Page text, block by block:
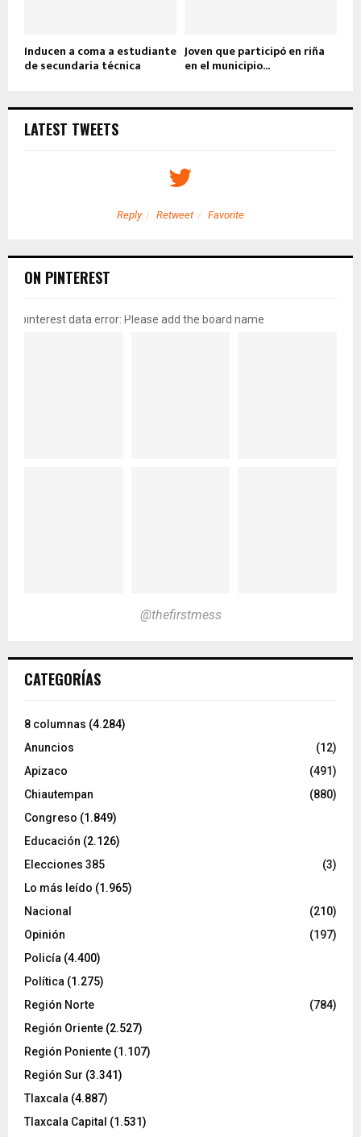
Inducen a coma a estudiante
de secundaria técnica
Joven que participó en riña
en el municipio...
LATEST TWEETS
Reply Retweet Favorite
ON PINTEREST
pinterest data error: Please add the board name
@thefirstmess
CATEGORÍAS
8 columnas (4.284)
Anuncios
(12)
Apizaco
(491)
Chiautempan
(880)
Congreso (1.849)
Educación (2.126)
Elecciones 385
(3)
Lo más leído (1.965)
Nacional
(210)
Opinión
(197)
Policía (4.400)
Política (1.275)
Región Norte
(784)
Región Oriente (2.527)
Región Poniente (1.107)
Región Sur (3.341)
Tlaxcala (4.887)
Tlaxcala Capital (1.531)